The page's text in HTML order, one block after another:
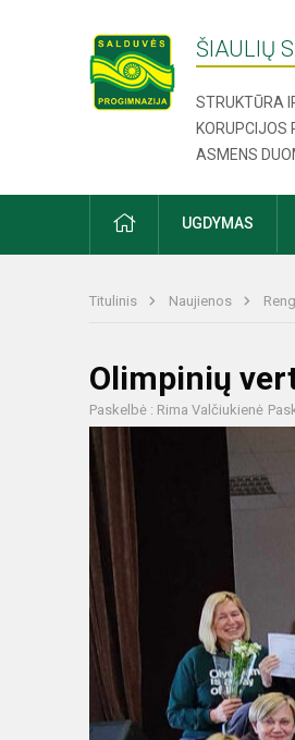
ŠIAULIŲ
STRUKTŪRA
KORUPCIJOS
ASMENS
UGDYMAS
Titulinis Naujienos
Olimpinių
Paskelbė : Rima Valčiukienė